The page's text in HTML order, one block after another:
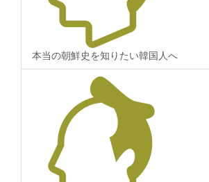
本当の朝鮮史を知りたい韓国人へ